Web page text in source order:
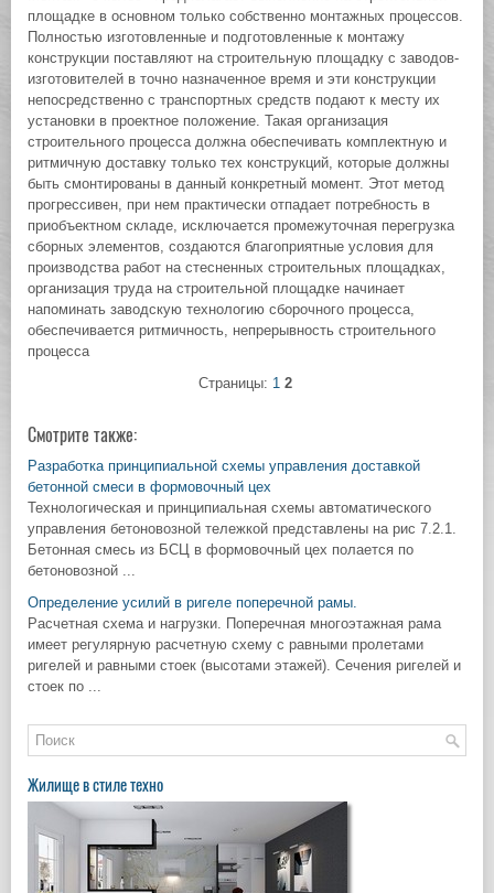
площадке в основном только собственно монтажных процессов.
Полностью изготовленные и подготовленные к монтажу
конструкции поставляют на строительную площадку с заводов-
изготовителей в точно назначенное время и эти конструкции
непосредственно с транспортных средств подают к месту их
установки в проектное положение. Такая организация
строительного процесса должна обеспечивать комплектную и
ритмичную доставку только тех конструкций, которые должны
быть смонтированы в данный конкретный момент. Этот метод
прогрессивен, при нем практически отпадает потребность в
приобъектном складе, исключается промежуточная перегрузка
сборных элементов, создаются благоприятные условия для
производства работ на стесненных строительных площадках,
организация труда на строительной площадке начинает
напоминать заводскую технологию сборочного процесса,
обеспечивается ритмичность, непрерывность строительного
процесса
Страницы: 1 2
Смотрите также:
Разработка принципиальной схемы управления доставкой
бетонной смеси в формовочный цех
Технологическая и принципиальная схемы автоматического
управления бетоновозной тележкой представлены на рис 7.2.1.
Бетонная смесь из БСЦ в формовочный цех полается по
бетоновозной ...
Определение усилий в ригеле поперечной рамы.
Расчетная схема и нагрузки. Поперечная многоэтажная рама
имеет регулярную расчетную схему с равными пролетами
ригелей и равными стоек (высотами этажей). Сечения ригелей и
стоек по ...
Жилище в стиле техно